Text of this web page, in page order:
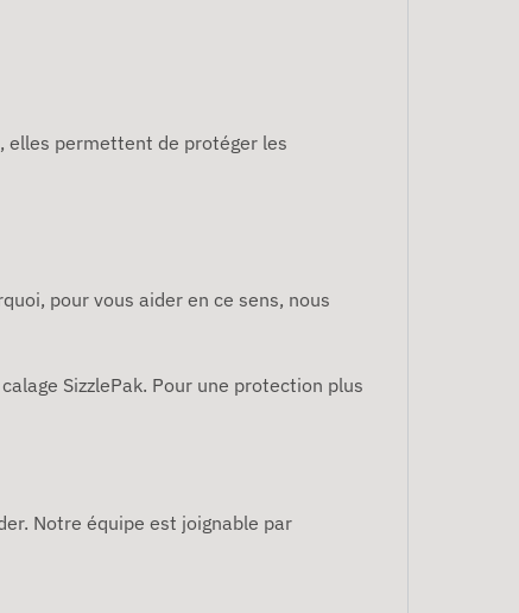
elles permettent de protéger les
pour vous aider en ce sens, nous
SizzlePak. Pour une protection plus
Notre équipe est joignable par